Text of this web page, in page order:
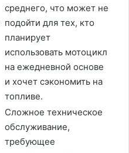
среднего, что может не
подойти для тех, кто
планирует
использовать мотоцикл
на ежедневной основе
и хочет сэкономить на
топливе.
Сложное техническое
обслуживание,
требующее